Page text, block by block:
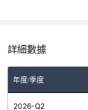
詳細數據
年度/季度
2026-Q2